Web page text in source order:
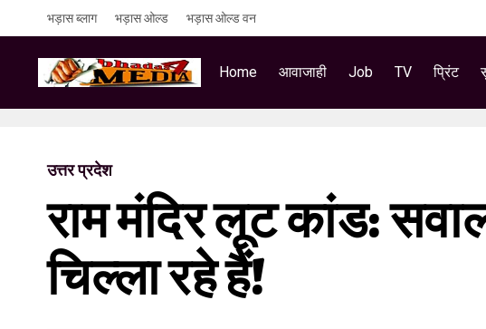
भड़ास ब्लाग भड़ास ओल्ड भड़ास ओल्ड वन
Home आवाजाही Job TV प्रिंट
उत्तर प्रदेश
राम मंदिर लूट कांड:
चिल्ला रहे हैं!